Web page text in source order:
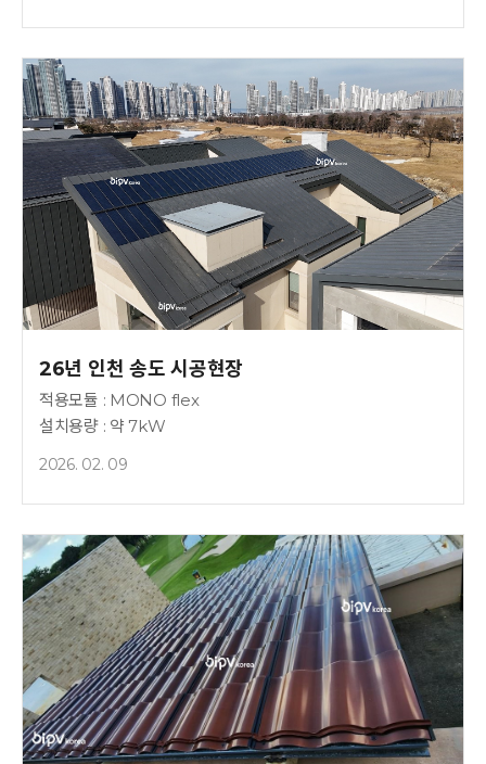
26년 인천 송도 시공현장
적용모듈 : MONO flex
설치용량 : 약 7kW
2026. 02. 09